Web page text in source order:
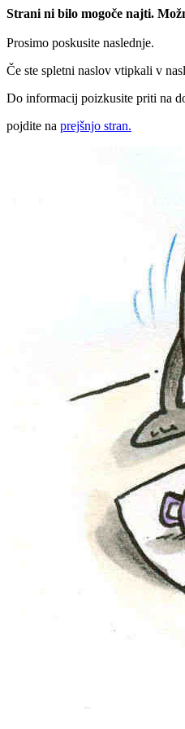
Strani ni bilo mogoče najti.
Prosimo poskusite naslednje.
Če ste spletni naslov vtipkali v
Do informacij poizkusite priti na
pojdite na prejšnjo stran.